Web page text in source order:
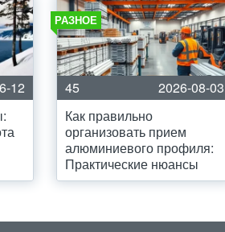
12
РАЗНОЕ
45
2026-08-03
Как правильно
организовать прием
алюминиевого профиля:
Практические нюансы